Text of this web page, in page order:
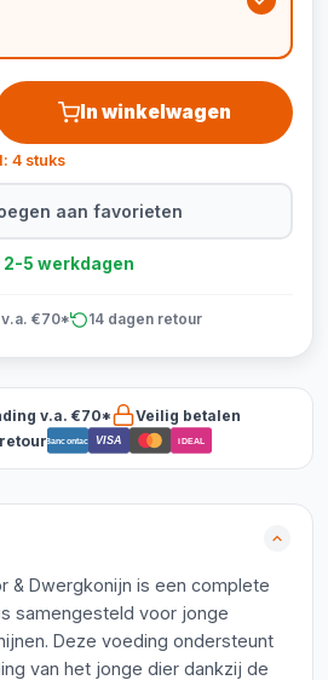
In winkelwagen
4 stuks
aan favorieten
5 werkdagen
v.a. €70* 14 dagen retour
v.a. €70*
Veilig betalen
Bancontact VISA iDEAL
& Dwergkonijn is een complete
samengesteld voor jonge
Deze voeding ondersteunt
van het jonge dier dankzij de